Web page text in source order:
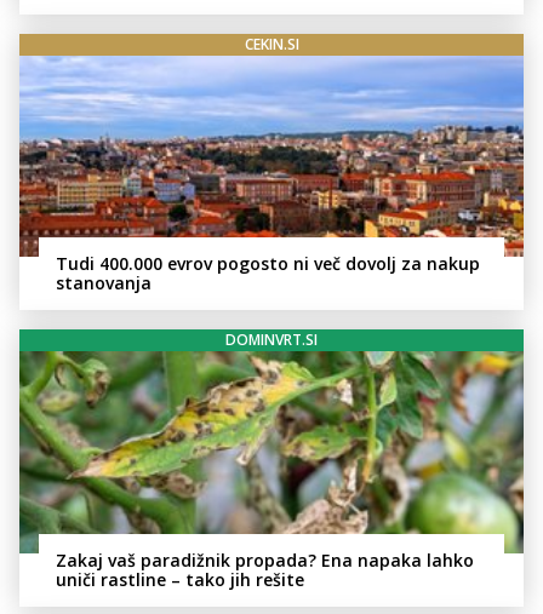
CEKIN.SI
Tudi 400.000 evrov pogosto ni več dovolj za nakup
stanovanja
DOMINVRT.SI
Zakaj vaš paradižnik propada? Ena napaka lahko
uniči rastline – tako jih rešite